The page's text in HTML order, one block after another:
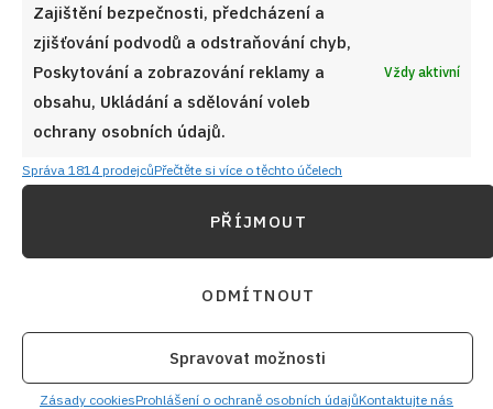
Zajištění bezpečnosti, předcházení a
zjišťování podvodů a odstraňování chyb,
Poskytování a zobrazování reklamy a
obsahu, Ukládání a sdělování voleb
ochrany osobních údajů.
Vždy aktivní
Správa 1814 prodejcůPřečtěte si více o těchto účelech
PŘÍJMOUT
ODMÍTNOUT
Spravovat možnosti
Zásady cookiesProhlášení o ochraně osobních údajůKontaktujte nás
Oplachování křídel jedlou sodou pomáhá zlepšit
hygienu a zároveň zajišťuje, že křídla při smažení
získají křupavější kůrku.
Autor:Jana Duchoňová Cena:do 70 Kč
Kuchyně:Americká, Česká
Klíčové slovo:kuřecí křídla, pivo
Nejlepší recepty z kuchyně
Přidejte se doVIP skupinyNejlepší recepty z